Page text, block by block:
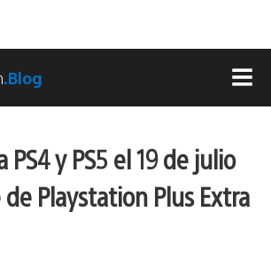
.Blog
PS4 y PS5 el 19 de julio
Playstation Plus Extra